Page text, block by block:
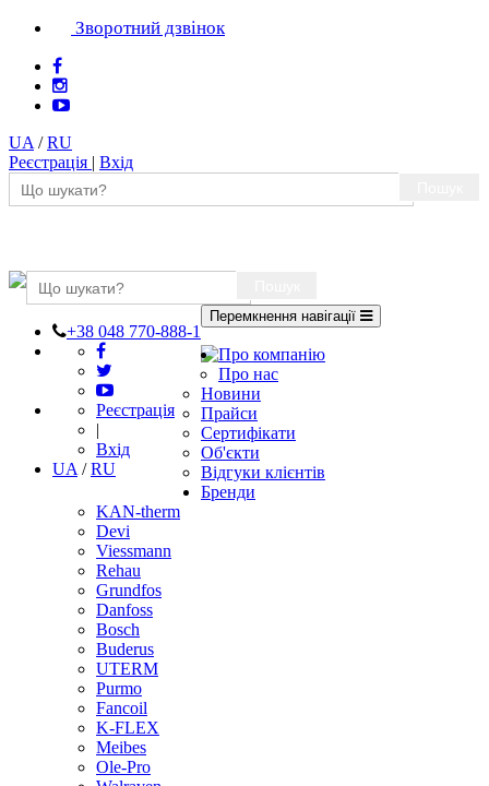
Зворотний дзвінок
UA /RU
Реєстрація | Вхід
+38 048 770-888-1
Реєстрація
|
Вхід
UA /RU
Перемкнення навігації
Про компанію
Про нас
Новини
Прайси
Сертифікати
Об'єкти
Відгуки клієнтів
Бренди
KAN-therm
Devi
Viessmann
Rehau
Grundfos
Danfoss
Bosch
Buderus
UTERM
Purmo
Fancoil
K-FLEX
Meibes
Ole-Pro